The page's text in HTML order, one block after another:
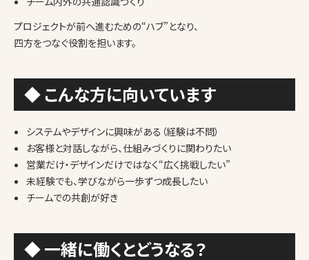
プロジェクトが前へ進むための“ハブ”となり、
四方をつなぐ役割を担います。
◆ こんな方に向いています
システムやデザインに興味がある（経験は不問）
お客様と対話しながら、仕組みづくりに関わりたい
営業だけ・デザインだけではなく“広く挑戦したい”
未経験でも、学びながら一歩ずつ成長したい
チームでの共創が好き
◆ 一緒に働くとどうなる？